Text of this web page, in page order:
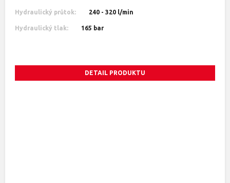
Hydraulický průtok: 240 - 320 l/min
Hydraulický tlak: 165 bar
DETAIL PRODUKTU